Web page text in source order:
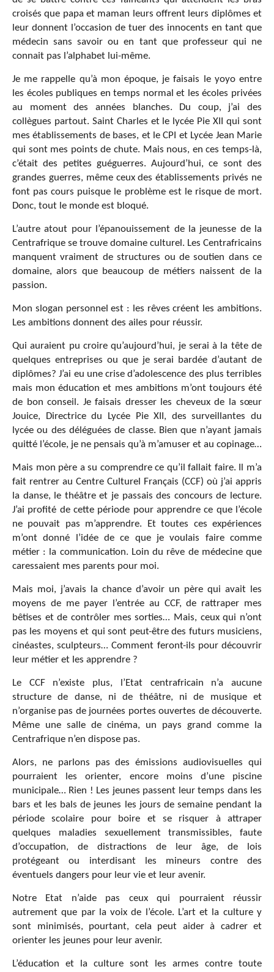
croisés que papa et maman leurs offrent leurs diplômes et
leur donnent l’occasion de tuer des innocents en tant que
médecin sans savoir ou en tant que professeur qui ne
connait pas l’alphabet lui-même.
Je me rappelle qu’à mon époque, je faisais le yoyo entre
les écoles publiques en temps normal et les écoles privées
au moment des années blanches. Du coup, j’ai des
collègues partout. Saint Charles et le lycée Pie XII qui sont
mes établissements de bases, et le CPI et Lycée Jean Marie
qui sont mes points de chute. Mais nous, en ces temps-là,
c’était des petites guéguerres. Aujourd’hui, ce sont des
grandes guerres, même ceux des établissements privés ne
font pas cours puisque le problème est le risque de mort.
Donc, tout le monde est bloqué.
L’autre atout pour l’épanouissement de la jeunesse de la
Centrafrique se trouve domaine culturel. Les Centrafricains
manquent vraiment de structures ou de soutien dans ce
domaine, alors que beaucoup de métiers naissent de la
passion.
Mon slogan personnel est : les rêves créent les ambitions.
Les ambitions donnent des ailes pour réussir.
Qui auraient pu croire qu’aujourd’hui, je serai à la tête de
quelques entreprises ou que je serai bardée d’autant de
diplômes? J’ai eu une crise d’adolescence des plus terribles
mais mon éducation et mes ambitions m’ont toujours été
de bon conseil. Je faisais dresser les cheveux de la sœur
Jouice, Directrice du Lycée Pie XII, des surveillantes du
lycée ou des déléguées de classe. Bien que n’ayant jamais
quitté l’école, je ne pensais qu’à m’amuser et au copinage…
Mais mon père a su comprendre ce qu’il fallait faire. Il m’a
fait rentrer au Centre Culturel Français (CCF) où j’ai appris
la danse, le théâtre et je passais des concours de lecture.
J’ai profité de cette période pour apprendre ce que l’école
ne pouvait pas m’apprendre. Et toutes ces expériences
m’ont donné l’idée de ce que je voulais faire comme
métier : la communication. Loin du rêve de médecine que
caressaient mes parents pour moi.
Mais moi, j’avais la chance d’avoir un père qui avait les
moyens de me payer l’entrée au CCF, de rattraper mes
bêtises et de contrôler mes sorties… Mais, ceux qui n’ont
pas les moyens et qui sont peut-être des futurs musiciens,
cinéastes, sculpteurs… Comment feront-ils pour découvrir
leur métier et les apprendre ?
Le CCF n’existe plus, l’Etat centrafricain n’a aucune
structure de danse, ni de théâtre, ni de musique et
n’organise pas de journées portes ouvertes de découverte.
Même une salle de cinéma, un pays grand comme la
Centrafrique n’en dispose pas.
Alors, ne parlons pas des émissions audiovisuelles qui
pourraient les orienter, encore moins d’une piscine
municipale… Rien ! Les jeunes passent leur temps dans les
bars et les bals de jeunes les jours de semaine pendant la
période scolaire pour boire et se risquer à attraper
quelques maladies sexuellement transmissibles, faute
d’occupation, de distractions de leur âge, de lois
protégeant ou interdisant les mineurs contre des
éventuels dangers pour leur vie et leur avenir.
Notre Etat n’aide pas ceux qui pourraient réussir
autrement que par la voix de l’école. L’art et la culture y
sont minimisés, pourtant, cela peut aider à cadrer et
orienter les jeunes pour leur avenir.
L’éducation et la culture sont les armes contre toute